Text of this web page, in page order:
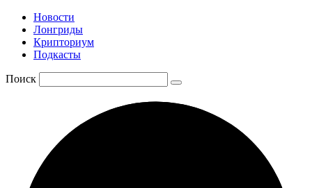
Новости
Лонгриды
Крипториум
Подкасты
Поиск